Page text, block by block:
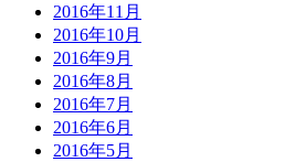
2016年11月
2016年10月
2016年9月
2016年8月
2016年7月
2016年6月
2016年5月